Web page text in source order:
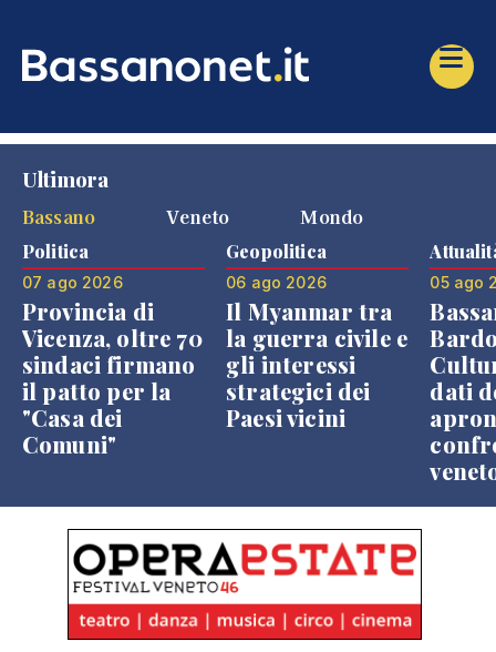
Ultimora
Bassano
Veneto Mondo
Politica
07 ago 2026
Provincia di
Vicenza, oltre 70
sindaci firmano
il patto per la
"Casa dei
Comuni"
Geopolitica
06 ago 2026
Il Myanmar tra
la guerra civile e
gli interessi
strategici dei
Paesi vicini
05 ago
dati